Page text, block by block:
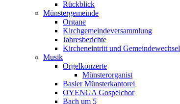
Rückblick
Münstergemeinde
Organe
Kirchgemeindeversammlung
Jahresberichte
Kircheneintritt und Gemeindewechsel
Musik
Orgelkonzerte
Münsterorganist
Basler Münsterkantorei
OYENGA Gospelchor
Bach um 5